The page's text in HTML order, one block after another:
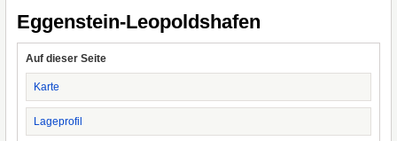
Eggenstein-Leopoldshafen
Auf dieser Seite
Karte
Lageprofil